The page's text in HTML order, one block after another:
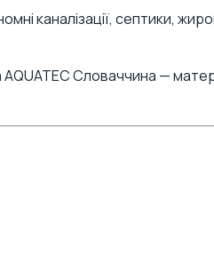
каналізації, септики,
Словаччина —